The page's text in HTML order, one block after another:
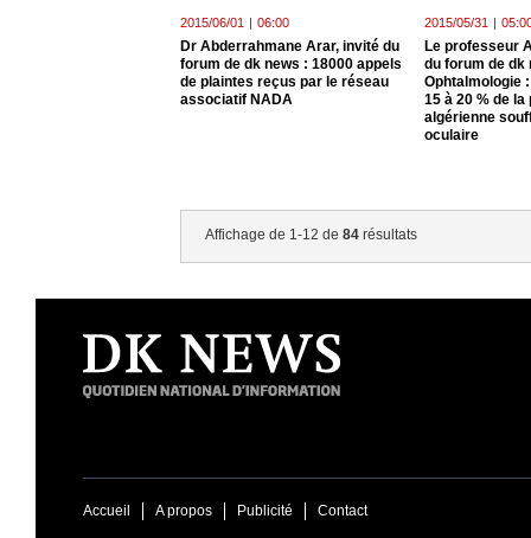
2015/06/01 | 06:00
Dr Abderrahmane Arar, invité du
forum de dk news : 18000 appels
de plaintes reçus par le réseau
associatif NADA
2015/05/31 |
Le professeur
du forum de dk
Ophtalmologie
15 à 20 % de la
algérienne
oculaire
Affichage de 1-12 de 84 résultats
Accueil A propos Publicité Contact